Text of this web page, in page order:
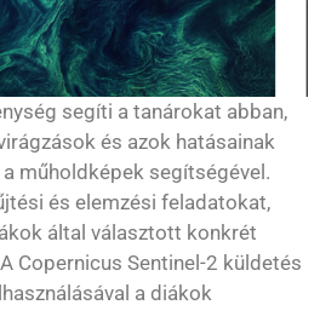
segíti a tanárokat abban,
és azok hatásainak
műholdképek segítségével.
és elemzési feladatokat,
által választott konkrét
Copernicus Sentinel-2 küldetés
a diákok